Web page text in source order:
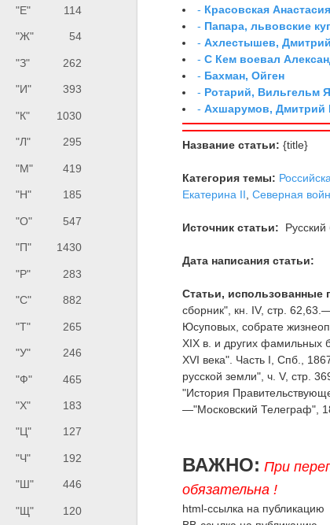
"Е" 114
"Ж" 54
"З" 262
"И" 393
"К" 1030
"Л" 295
"М" 419
"Н" 185
"О" 547
"П" 1430
"Р" 283
"С" 882
"Т" 265
"У" 246
"Ф" 465
"Х" 183
"Ц" 127
"Ч" 192
"Ш" 446
"Щ" 120
- Красовская Анастасия
- Папара, львовские
-Ахлестышев,
-С Кем воевал
- Бахман, Ойген
- Ротарий, Вильгельм
-Ахшарумов, Дмитрий
Название статьи: {title}
Категория темы:
Екатерина II ,Северная
Источник статьи:
Дата написания статьи:
Статьи, использованные
сборник", кн. IV, стр.
Юсуповых, собрате
XIX в. и других фамильных
XVI века". Часть I, Спб.,
русской земли", ч. V, стр.
"История
—"Московский Телеграф",
ВАЖНО: При
обязательна !
html-ссылка на публикацию